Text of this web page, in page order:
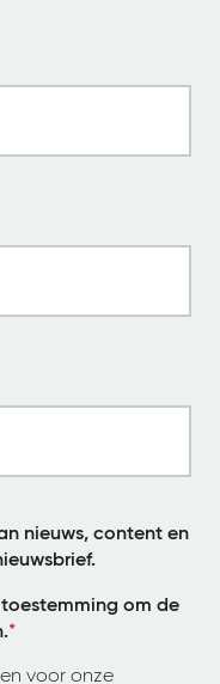
nieuws, content en
om de
*
voor onze